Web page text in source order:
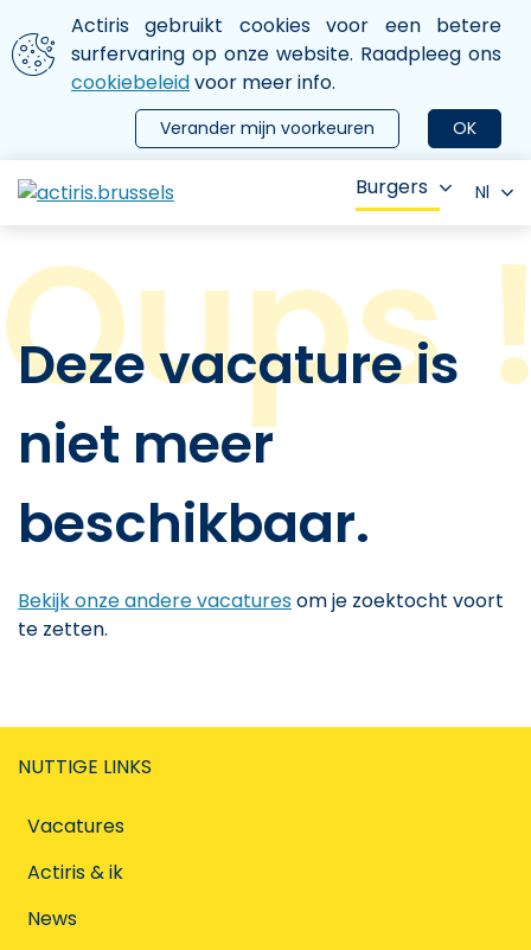
Aller au contenu principal
We gebruiken cookies
Actiris gebruikt cookies voor een betere
surfervaring op onze website. Raadpleeg ons
cookiebeleidvoor meer info.
OK
Verander mijn voorkeuren
le menu
Burgers Nl
Deze vacature is
niet meer
beschikbaar.
Bekijk onze andere vacaturesom je zoektocht voort
te zetten.
NUTTIGE LINKS
Vacatures
Actiris & ik
News